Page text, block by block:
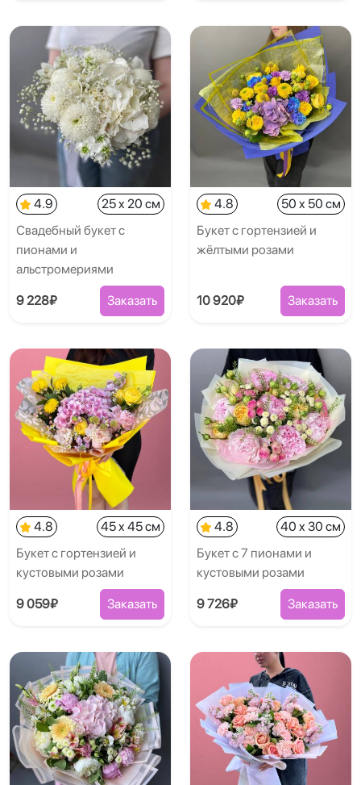
4.9
25 x 20 см
Свадебный букет с
пионами и
альстромериями
9 228₽ Заказать
4.8
50 x 50 см
Букет с гортензией и
жёлтыми розами
10 920₽ Заказать
4.8
45 x 45 см
Букет с гортензией и
кустовыми розами
9 059₽ Заказать
4.8
40 x 30 см
Букет с 7 пионами и
кустовыми розами
9 726₽ Заказать